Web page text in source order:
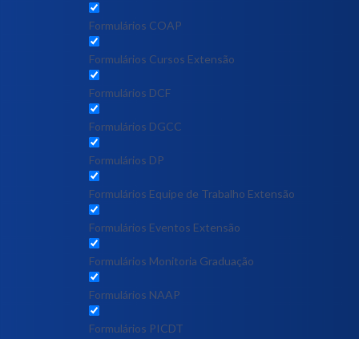
Formulários COAP
Formulários Cursos Extensão
Formulários DCF
Formulários DGCC
Formulários DP
Formulários Equipe de Trabalho Extensão
Formulários Eventos Extensão
Formulários Monitoria Graduação
Formulários NAAP
Formulários PICDT